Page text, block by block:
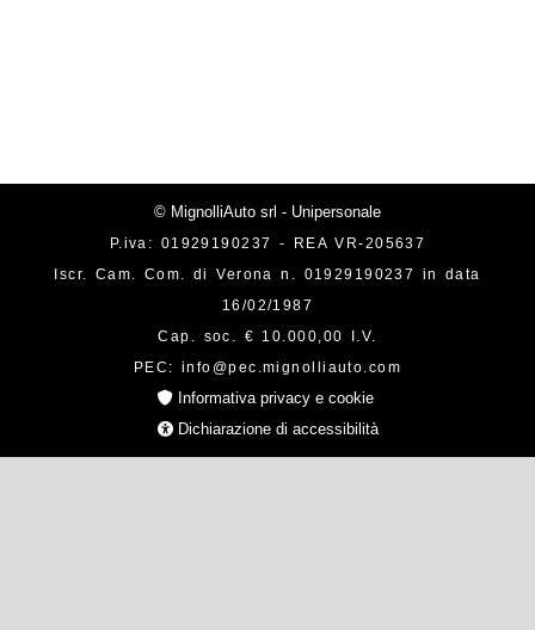
© MignolliAuto srl - Unipersonale
P.iva: 01929190237 - REA VR-205637
Iscr. Cam. Com. di Verona n. 01929190237 in data
16/02/1987
Cap. soc. € 10.000,00 I.V.
PEC: info@pec.mignolliauto.com
Informativa privacy e cookie
Dichiarazione di accessibilità